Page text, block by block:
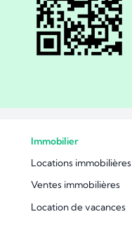
Immobilier
Locations immobilières
Ventes immobilières
Location de vacances